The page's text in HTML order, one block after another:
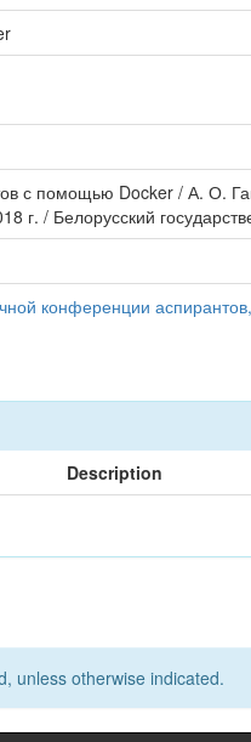
с помощью Docker / А. О.
г. / Белорусский
конференции
Description
unless otherwise indicated.